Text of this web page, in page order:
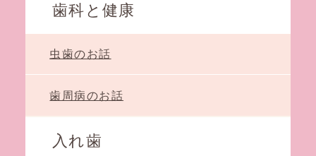
歯科と健康
虫歯のお話
歯周病のお話
入れ歯